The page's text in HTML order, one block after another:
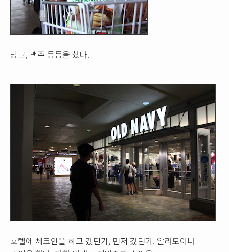
망고, 맥주 등등을 샀다.
호텔에 체크인을 하고 갔던가, 먼저 갔던가. 알라모아나